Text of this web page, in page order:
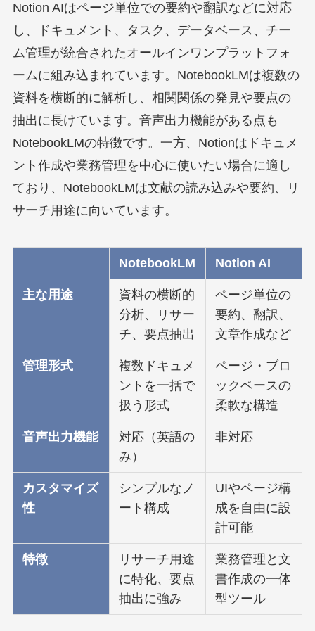
Notion AIはページ単位での要約や翻訳などに対応
し、ドキュメント、タスク、データベース、チー
ム管理が統合されたオールインワンプラットフォ
ームに組み込まれています。NotebookLMは複数の
資料を横断的に解析し、相関関係の発見や要点の
抽出に長けています。音声出力機能がある点も
NotebookLMの特徴です。一方、Notionはドキュメ
ント作成や業務管理を中心に使いたい場合に適し
ており、NotebookLMは文献の読み込みや要約、リ
サーチ用途に向いています。
NotebookLM Notion AI
主な用途
資料の横断的
分析、リサー
チ、要点抽出
ページ単位の
要約、翻訳、
文章作成など
管理形式
複数ドキュメ
ントを一括で
扱う形式
ページ・ブロ
ックベースの
柔軟な構造
音声出力機能
対応（英語の
み）
非対応
カスタマイズ
性
シンプルなノ
ート構成
UIやページ構
成を自由に設
計可能
特徴
リサーチ用途
に特化、要点
抽出に強み
業務管理と文
書作成の一体
型ツール